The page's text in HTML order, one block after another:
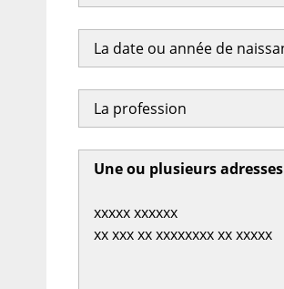
La date ou année de
La profession
Une ou plusieurs adresses
xxxxx xxxxxx
xx xxx xx xxxxxxxx xx xxxxx